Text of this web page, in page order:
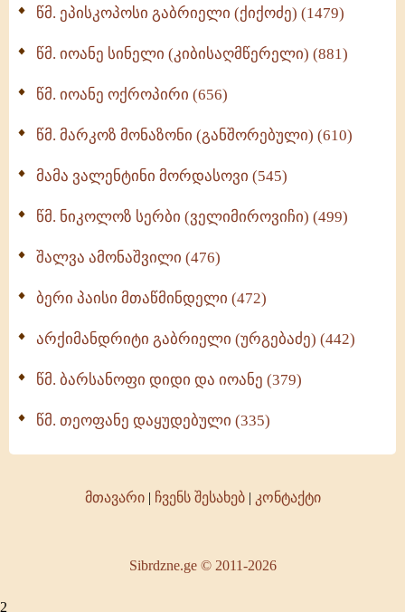
წმ. ეპისკოპოსი გაბრიელი (ქიქოძე) (1479)
წმ. იოანე სინელი (კიბისაღმწერელი) (881)
წმ. იოანე ოქროპირი (656)
წმ. მარკოზ მონაზონი (განშორებული) (610)
მამა ვალენტინი მორდასოვი (545)
წმ. ნიკოლოზ სერბი (ველიმიროვიჩი) (499)
შალვა ამონაშვილი (476)
ბერი პაისი მთაწმინდელი (472)
არქიმანდრიტი გაბრიელი (ურგებაძე) (442)
წმ. ბარსანოფი დიდი და იოანე (379)
წმ. თეოფანე დაყუდებული (335)
მთავარი| ჩვენს შესახებ| კონტაქტი
Sibrdzne.ge © 2011-2026
2